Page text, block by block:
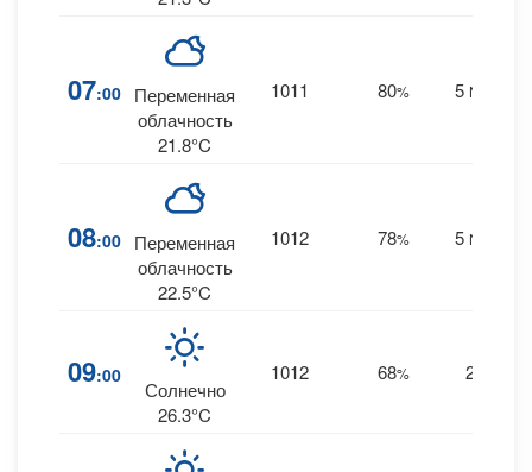
07:00
Переменная
облачность
21.8°C
1011 80% 5 NNW
08:00
Переменная
облачность
22.5°C
1012 78% 5 NNW
09:00
Солнечно
26.3°C
1012 68% 2